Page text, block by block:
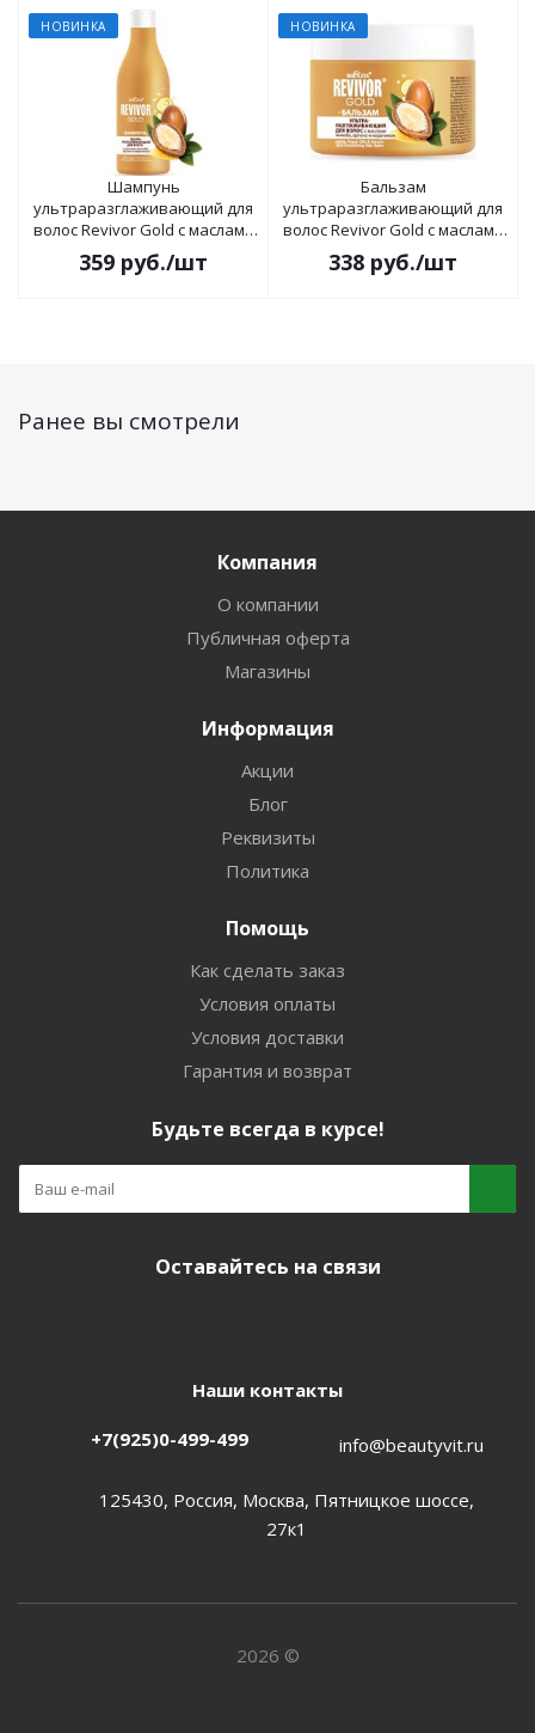
НОВИНКА
Шампунь
ультраразглаживающий для
волос Revivor Gold с маслами
жожоба, аргана и кератином
500мл
359 руб./шт
НОВИНКА
Бальзам
ультраразглаживающий для
волос Revivor Gold с маслами
жожоба, аргана и кератином
300мл
338 руб./шт
Ранее вы смотрели
Компания
О компании
Публичная оферта
Магазины
Информация
Акции
Блог
Реквизиты
Политика
Помощь
Как сделать заказ
Условия оплаты
Условия доставки
Гарантия и возврат
Будьте всегда в курсе!
Оставайтесь на связи
Наши контакты
+7(925)0-499-499 info@beautyvit.ru
125430, Россия, Москва, Пятницкое шоссе,
27к1
2026 ©